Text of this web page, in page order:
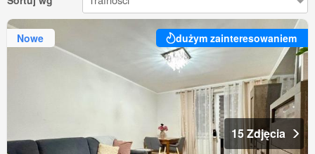
Nowe dużym zainteresowaniem
15 Zdjęcia